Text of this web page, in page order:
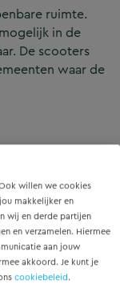
willen we cookies
makkelijker en
wij en derde partijen
en verzamelen. Hiermee
aan jouw
akkoord. Je kunt je
cookiebeleid.
ruimte.
in de
De scooters
waar de
om openbare
gebruik terug te
voor de andere
of